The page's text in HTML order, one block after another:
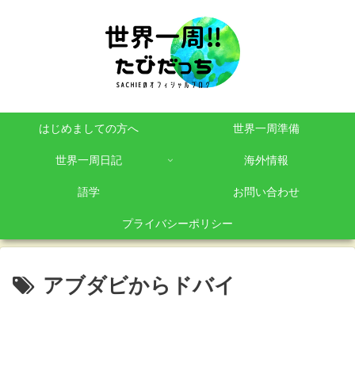
はじめましての方へ 世界一周準備
世界一周日記 海外情報
語学 お問い合わせ
プライバシーポリシー
アブダビからドバイ